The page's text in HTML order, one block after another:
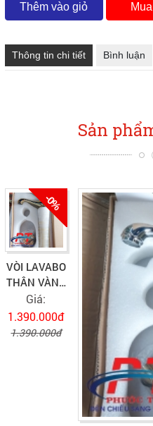
Thêm vào giỏ
Thông tin chi tiết Bình luận
Sản
-0%
VÒI LAVABO
THÂN VÀNG
SỨ TRẮNG
TAY NGỌC
VLVB-598
Giá:
1.390.000đ
1.390.000đ